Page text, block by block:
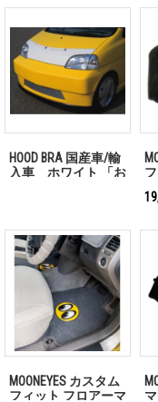
HOOD BRA 国産車/輸
入車 ホワイト 「お
MOONEYES カスタム
フィット フロアーマ